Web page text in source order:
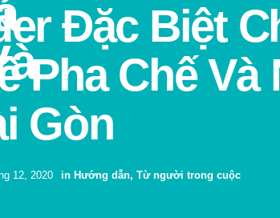
Đặc Biệt
Pha Chế
Gòn
12, 2020 in Hướng dẫn, Từ người trong cuộc